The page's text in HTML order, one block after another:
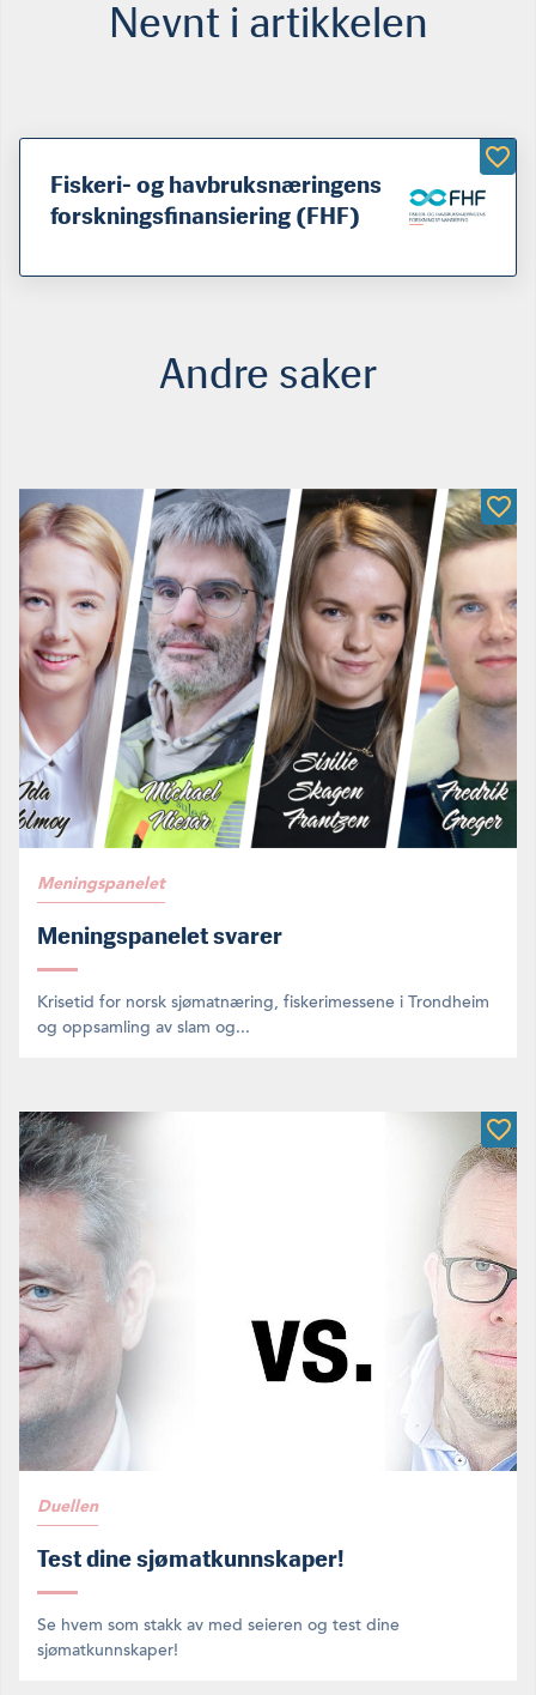
Nevnt i artikkelen
Fiskeri- og havbruksnæringens
forskningsfinansiering (FHF)
Andre saker
Meningspanelet
Meningspanelet svarer
Krisetid for norsk sjømatnæring, fiskerimessene i Trondheim
og oppsamling av slam og...
Duellen
Test dine sjømatkunnskaper!
Se hvem som stakk av med seieren og test dine
sjømatkunnskaper!